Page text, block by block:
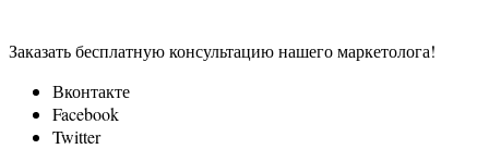
Заказать бесплатную консультацию нашего маркетолога!
Вконтакте
Facebook
Twitter